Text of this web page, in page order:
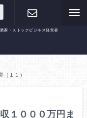
家・ストックビジネス経営者
１１）
１０００万円ま